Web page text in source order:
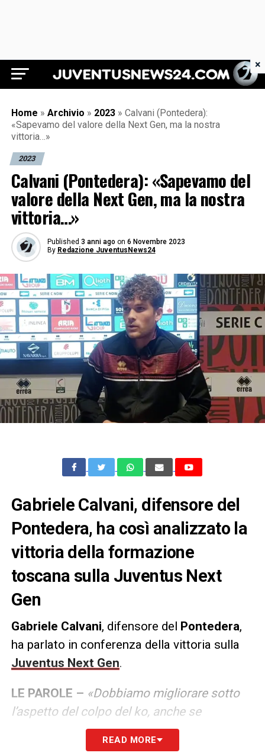
Juventus News 24
Home » Archivio » 2023 » Calvani (Pontedera):
«Sapevamo del valore della Next Gen, ma la nostra
vittoria…»
2023
Calvani (Pontedera): «Sapevamo del
valore della Next Gen, ma la nostra
vittoria…»
Published 3 anni ago on 6 Novembre 2023
By Redazione JuventusNews24
Gabriele Calvani, difensore del
Pontedera, ha così analizzato la
vittoria della formazione
toscana sulla Juventus Next
Gen
Gabriele Calvani, difensore del Pontedera,
ha parlato in conferenza della vittoria sulla
Juventus Next Gen.
LE PAROLE – «Dobbiamo migliorare sotto
l’aspetto del colpo del ko, anche se
conoscevamo le grandi qualità del nostro
avversario. Abbiamo fatto una prova più che
READ MORE
×